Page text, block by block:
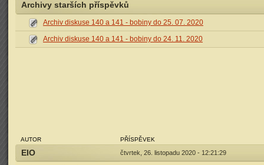
Archivy starších příspěvků
Archiv diskuse 140 a 141 - bobiny do 25. 07. 2020
Archiv diskuse 140 a 141 - bobiny do 24. 11. 2020
AUTOR PŘÍSPĚVEK
EIO čtvrtek, 26. listopadu 2020 - 12:21:29